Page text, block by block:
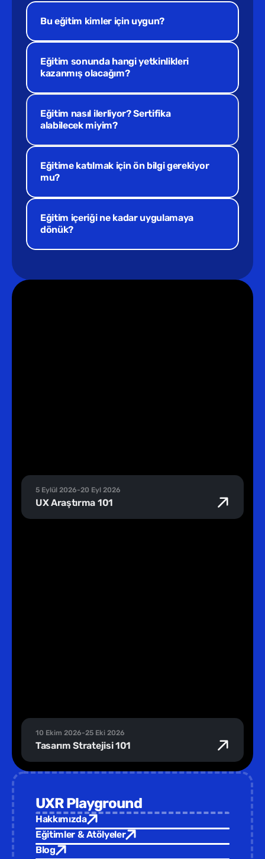
Bu eğitim kimler için uygun?
Eğitim sonunda hangi yetkinlikleri
kazanmış olacağım?
Eğitim nasıl ilerliyor? Sertifika
alabilecek miyim?
Eğitime katılmak için ön bilgi gerekiyor
mu?
Eğitim içeriği ne kadar uygulamaya
dönük?
5 Eylül 2026-20 Eyl 2026
UX Araştırma 101
10 Ekim 2026-25 Eki 2026
Tasarım Stratejisi 101
UXR Playground
Hakkımızda
Eğitimler & Atölyeler
Blog